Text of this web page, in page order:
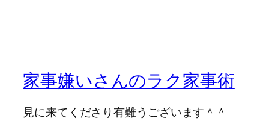
家事嫌いさんのラク家事術
見に来てくださり有難うございます＾＾